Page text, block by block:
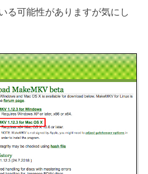
る可能性がありますが気にし